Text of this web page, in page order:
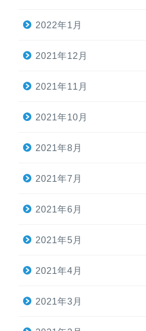
2022年1月
2021年12月
2021年11月
2021年10月
2021年8月
2021年7月
2021年6月
2021年5月
2021年4月
2021年3月